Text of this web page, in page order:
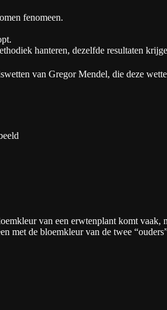
fenomeen.
hanteren, dezelfde resultaten
van Gregor Mendel, die deze
van een erwtenplant komt vaak,
met de bloemkleur van de twee